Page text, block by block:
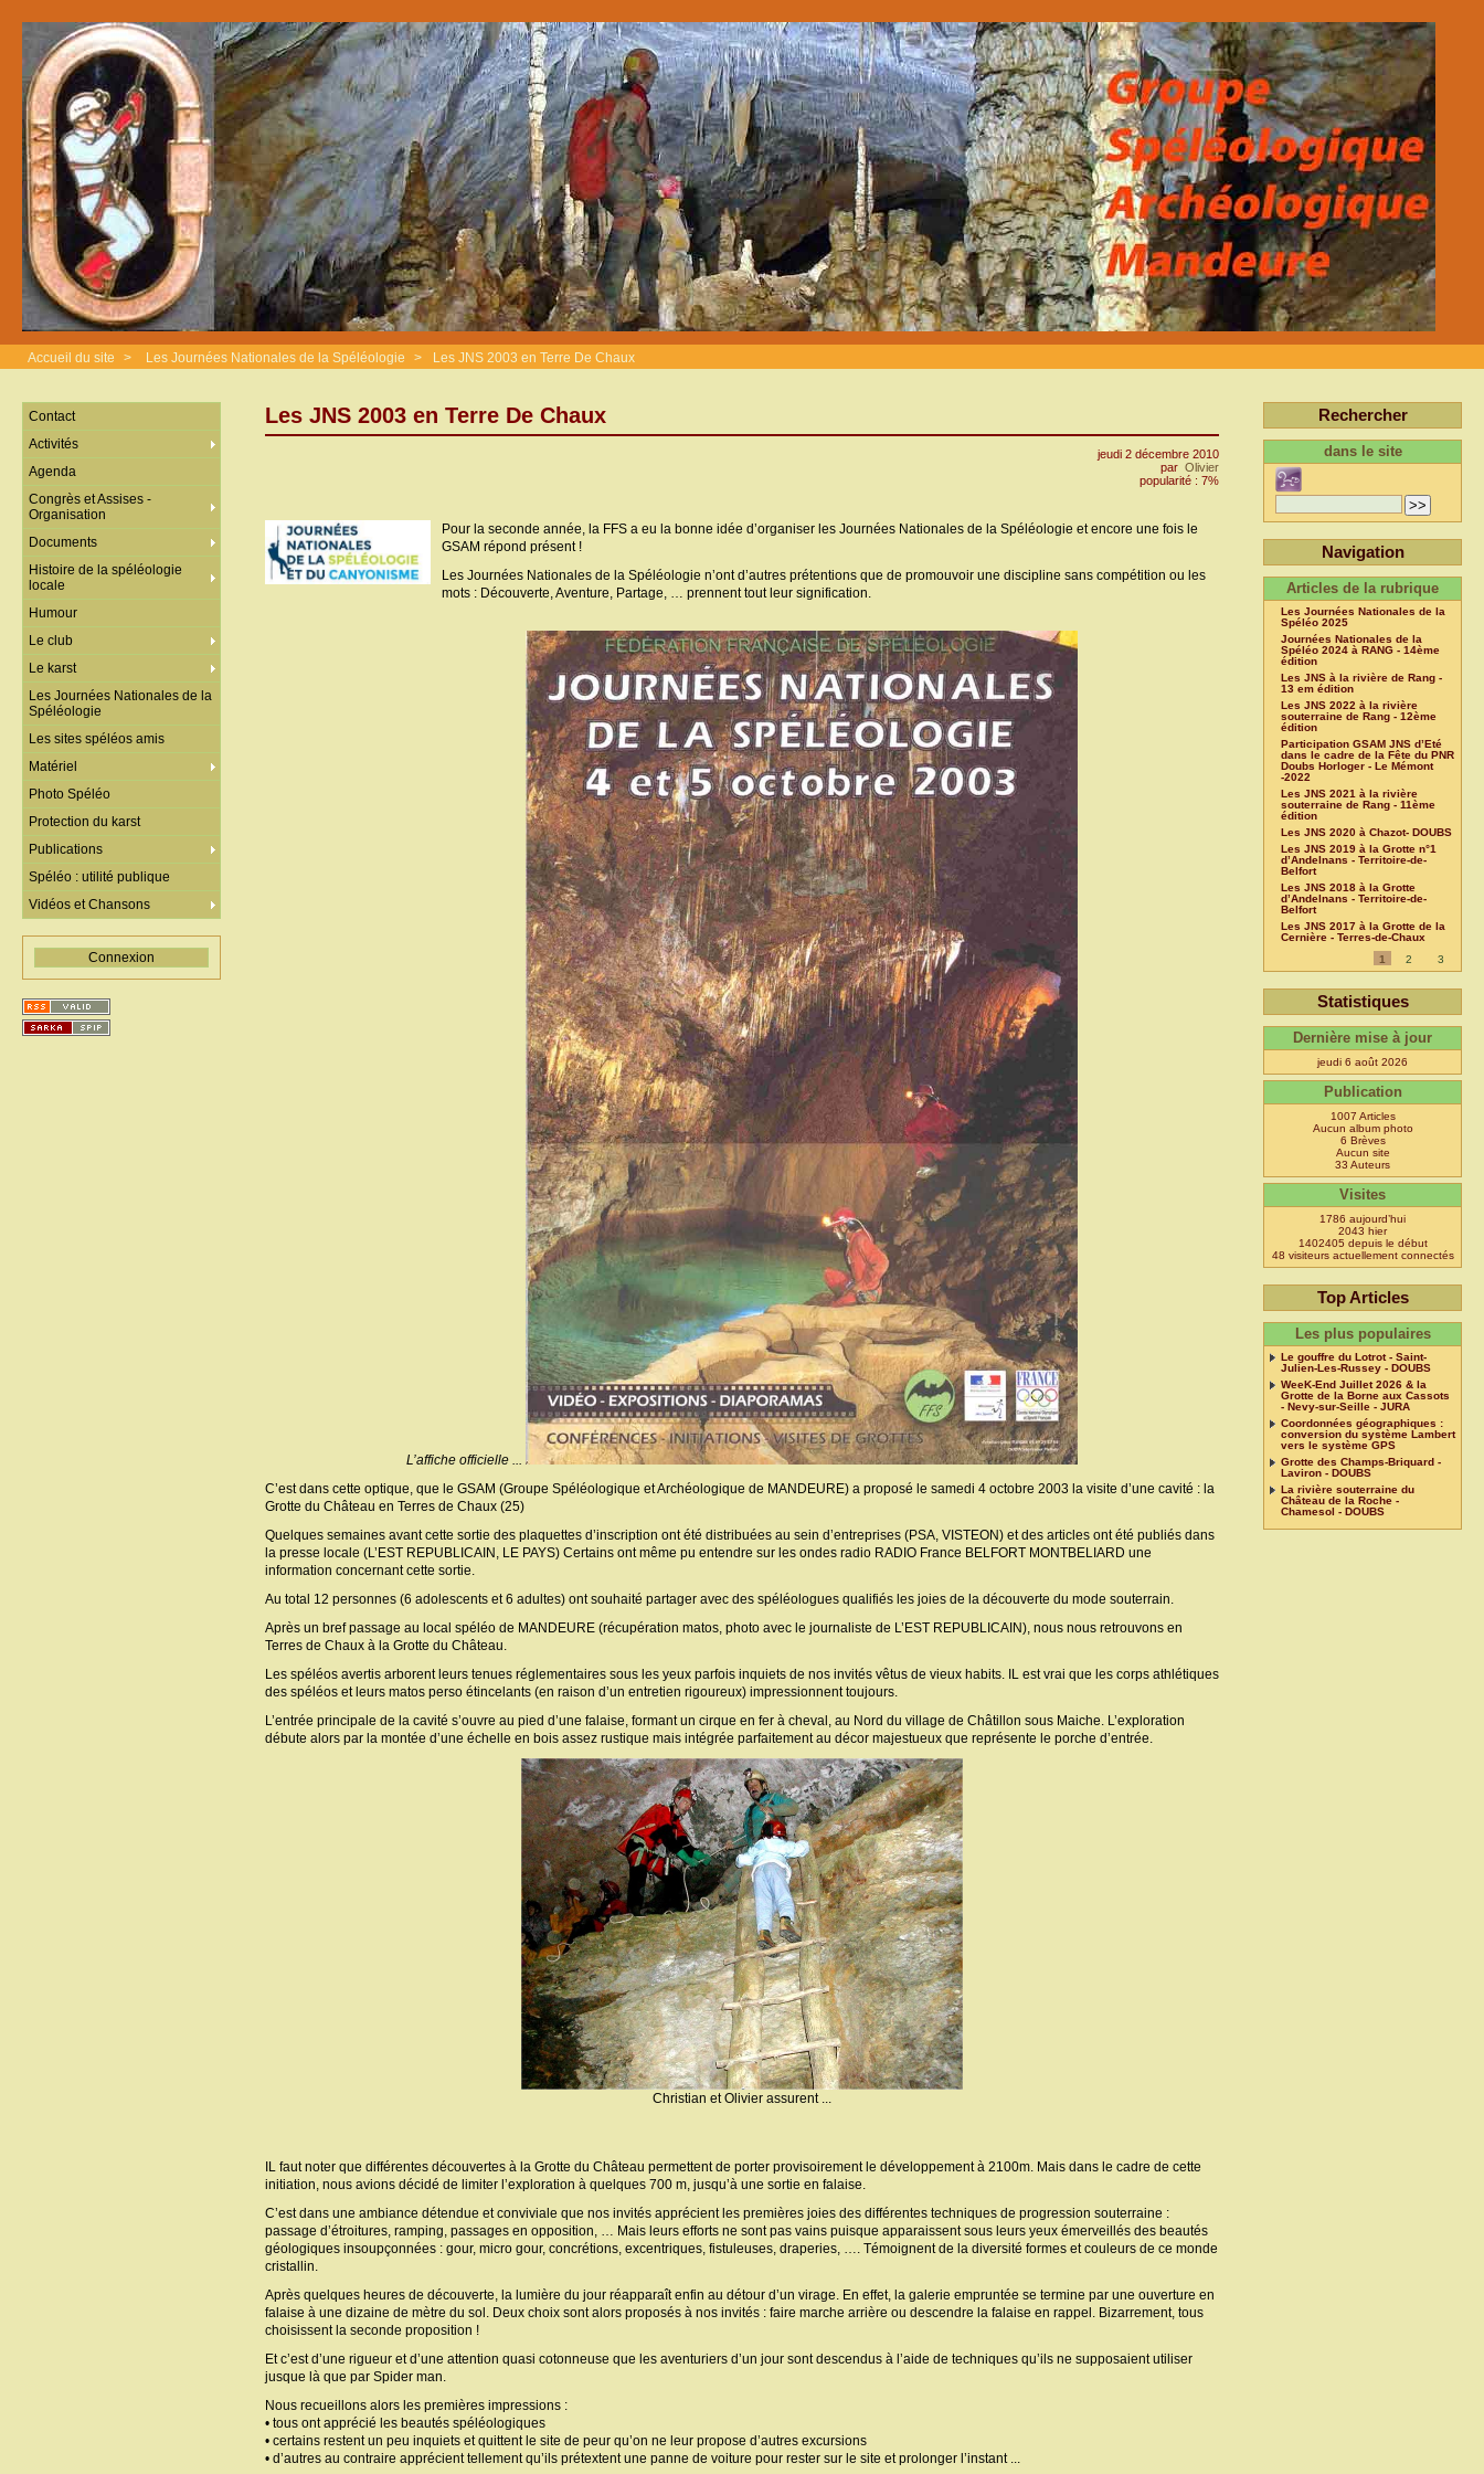
Accueil du site > Les Journées Nationales de la Spéléologie > Les JNS 2003 en Terre De Chaux
Les JNS 2003 en Terre De Chaux
jeudi 2 décembre 2010
par Olivier
popularité : 7%
Pour la seconde année, la FFS a eu la bonne idée d’organiser les Journées Nationales de la Spéléologie et encore une fois le
GSAM répond présent !
Les Journées Nationales de la Spéléologie n’ont d’autres prétentions que de promouvoir une discipline sans compétition ou les
mots : Découverte, Aventure, Partage, … prennent tout leur signification.
L’affiche officielle ...
C’est dans cette optique, que le GSAM (Groupe Spéléologique et Archéologique de MANDEURE) a proposé le samedi 4 octobre 2003 la visite d’une cavité : la
Grotte du Château en Terres de Chaux (25)
Quelques semaines avant cette sortie des plaquettes d’inscription ont été distribuées au sein d’entreprises (PSA, VISTEON) et des articles ont été publiés dans
la presse locale (L’EST REPUBLICAIN, LE PAYS) Certains ont même pu entendre sur les ondes radio RADIO France BELFORT MONTBELIARD une
information concernant cette sortie.
Au total 12 personnes (6 adolescents et 6 adultes) ont souhaité partager avec des spéléologues qualifiés les joies de la découverte du mode souterrain.
Après un bref passage au local spéléo de MANDEURE (récupération matos, photo avec le journaliste de L’EST REPUBLICAIN), nous nous retrouvons en
Terres de Chaux à la Grotte du Château.
Les spéléos avertis arborent leurs tenues réglementaires sous les yeux parfois inquiets de nos invités vêtus de vieux habits. IL est vrai que les corps athlétiques
des spéléos et leurs matos perso étincelants (en raison d’un entretien rigoureux) impressionnent toujours.
L’entrée principale de la cavité s’ouvre au pied d’une falaise, formant un cirque en fer à cheval, au Nord du village de Châtillon sous Maiche. L’exploration
débute alors par la montée d’une échelle en bois assez rustique mais intégrée parfaitement au décor majestueux que représente le porche d’entrée.
Christian et Olivier assurent ...
IL faut noter que différentes découvertes à la Grotte du Château permettent de porter provisoirement le développement à 2100m. Mais dans le cadre de cette
initiation, nous avions décidé de limiter l’exploration à quelques 700 m, jusqu’à une sortie en falaise.
C’est dans une ambiance détendue et conviviale que nos invités apprécient les premières joies des différentes techniques de progression souterraine :
passage d’étroitures, ramping, passages en opposition, … Mais leurs efforts ne sont pas vains puisque apparaissent sous leurs yeux émerveillés des beautés
géologiques insoupçonnées : gour, micro gour, concrétions, excentriques, fistuleuses, draperies, …. Témoignent de la diversité formes et couleurs de ce monde
cristallin.
Après quelques heures de découverte, la lumière du jour réapparaît enfin au détour d’un virage. En effet, la galerie empruntée se termine par une ouverture en
falaise à une dizaine de mètre du sol. Deux choix sont alors proposés à nos invités : faire marche arrière ou descendre la falaise en rappel. Bizarrement, tous
choisissent la seconde proposition !
Et c’est d’une rigueur et d’une attention quasi cotonneuse que les aventuriers d’un jour sont descendus à l’aide de techniques qu’ils ne supposaient utiliser
jusque là que par Spider man.
Nous recueillons alors les premières impressions :
• tous ont apprécié les beautés spéléologiques
• certains restent un peu inquiets et quittent le site de peur qu’on ne leur propose d’autres excursions
• d’autres au contraire apprécient tellement qu’ils prétextent une panne de voiture pour rester sur le site et prolonger l’instant ...
Contact
Activités
Agenda
Congrès et Assises -
Organisation
Documents
Histoire de la spéléologie
locale
Humour
Le club
Le karst
Les Journées Nationales de la
Spéléologie
Les sites spéléos amis
Matériel
Photo Spéléo
Protection du karst
Publications
Spéléo : utilité publique
Vidéos et Chansons
Connexion
Rechercher
dans le site
Navigation
Articles de la rubrique
Les Journées Nationales de la
Spéléo 2025
Journées Nationales de la
Spéléo 2024 à RANG - 14ème
édition
Les JNS à la rivière de Rang -
13 em édition
Les JNS 2022 à la rivière
souterraine de Rang - 12ème
édition
Participation GSAM JNS d’Eté
dans le cadre de la Fête du PNR
Doubs Horloger - Le Mémont
-2022
Les JNS 2021 à la rivière
souterraine de Rang - 11ème
édition
Les JNS 2020 à Chazot- DOUBS
Les JNS 2019 à la Grotte n°1
d’Andelnans - Territoire-de-
Belfort
Les JNS 2018 à la Grotte
d’Andelnans - Territoire-de-
Belfort
Les JNS 2017 à la Grotte de la
Cernière - Terres-de-Chaux
1
2 3
Statistiques
Dernière mise à jour
jeudi 6 août 2026
Publication
1007 Articles
Aucun album photo
6 Brèves
Aucun site
33 Auteurs
Visites
1786 aujourd’hui
2043 hier
1402405 depuis le début
48 visiteurs actuellement connectés
Top Articles
Les plus populaires
Le gouffre du Lotrot - Saint-
Julien-Les-Russey - DOUBS
WeeK-End Juillet 2026 & la
Grotte de la Borne aux Cassots
- Nevy-sur-Seille - JURA
Coordonnées géographiques :
conversion du système Lambert
vers le système GPS
Grotte des Champs-Briquard -
Laviron - DOUBS
La rivière souterraine du
Château de la Roche -
Chamesol - DOUBS